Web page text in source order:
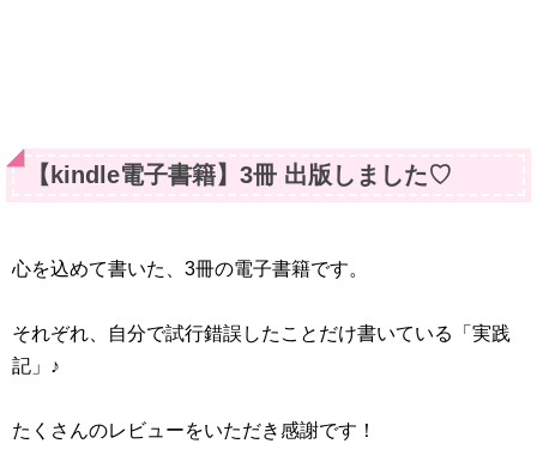
【kindle電子書籍】3冊 出版しました♡
心を込めて書いた、3冊の電子書籍です。
それぞれ、自分で試行錯誤したことだけ書いている「実践
記」♪
たくさんのレビューをいただき感謝です！